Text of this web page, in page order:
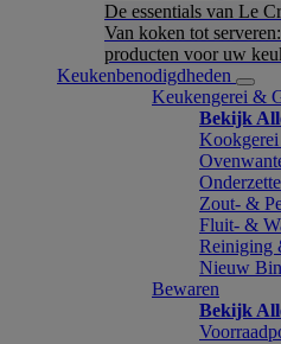
De essentials van Le
Van koken tot
producten voor uw
Keukenbenodigdheden
Keukengerei &
Bekijk
Zout- &
Fluit- &
Reiniging
Nieuw
Bewaren
Bekijk